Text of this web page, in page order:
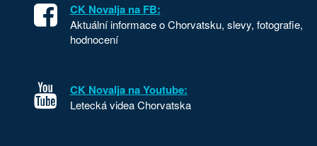
CK Novalja na FB:
Aktuální informace o Chorvatsku, slevy, fotografie,
hodnocení
CK Novalja na Youtube:
Letecká videa Chorvatska